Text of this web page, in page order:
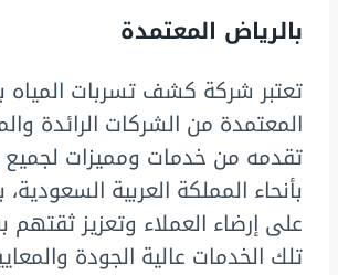
بالرياض المعتمدة
تعتبر شركة كشف تسربات المياه
المعتمدة من الشركات الرائدة
تقدمه من خدمات ومميزات لجميع
بأنحاء المملكة العربية
على إرضاء العملاء وتعزيز ثقتهم
تلك الخدمات عالية الجودة